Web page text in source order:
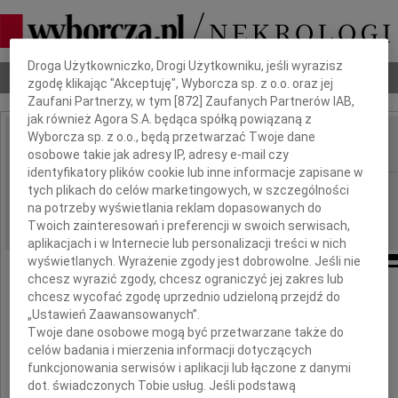
Nekrologi Odeszli Poradnik pogrzebowy
IMIĘ I NAZWISKO:
REGION: Łódź
DATA EMISJI: 20.04.2010
Panu
Robertowi Jakubowskiemu
Dbamy o Twoją prywatność
Droga Użytkowniczko, Drogi Użytkowniku, jeśli wyrazisz
zgodę klikając "Akceptuję", Wyborcza sp. z o.o. oraz jej
Zaufani Partnerzy, w tym [872 ] Zaufanych Partnerów IAB,
jak również Agora S.A. będąca spółką powiązaną z
Wyborcza sp. z o.o., będą przetwarzać Twoje dane
osobowe takie jak adresy IP, adresy e-mail czy
identyfikatory plików cookie lub inne informacje zapisane w
tych plikach do celów marketingowych, w szczególności
na potrzeby wyświetlania reklam dopasowanych do
Twoich zainteresowań i preferencji w swoich serwisach,
aplikacjach i w Internecie lub personalizacji treści w nich
wyświetlanych. Wyrażenie zgody jest dobrowolne. Jeśli nie
chcesz wyrazić zgody, chcesz ograniczyć jej zakres lub
chcesz wycofać zgodę uprzednio udzieloną przejdź do
„Ustawień Zaawansowanych”.
Twoje dane osobowe mogą być przetwarzane także do
celów badania i mierzenia informacji dotyczących
funkcjonowania serwisów i aplikacji lub łączone z danymi
dot. świadczonych Tobie usług. Jeśli podstawą